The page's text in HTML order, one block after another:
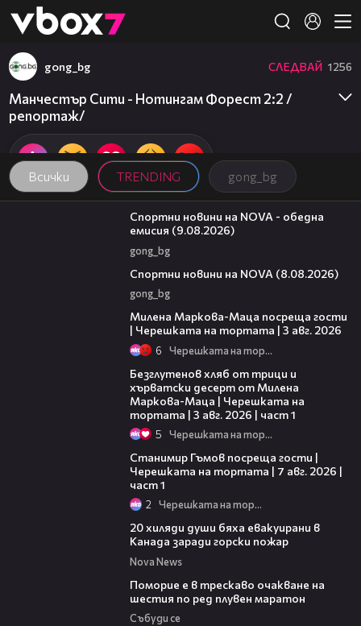
👾
Всички TRENDING gong_bg
gong_bg СЛЕДВАЙ 1256
Манчестър Сити - Нотингам Форест 2:2 /
репортаж/
04:25
Спортни новини на NOVA - обедна
емисия (9.08.2026)
gong_bg
Спортни новини на NOVA (8.08.2026)
gong_bg
Милена Маркова-Маца посреща гости
| Черешката на тортата | 3 авг. 2026
6 Черешката на тортата
Безглутенов хляб от трици и
хърватски десерт от Милена
Маркова-Маца | Черешката на
тортата | 3 авг. 2026 | част 1
5 Черешката на тортата
Станимир Гъмов посреща гости |
Черешката на тортата | 7 авг. 2026 |
част 1
2 Черешката на тортата
20 хиляди души бяха евакуирани в
Канада заради горски пожар
Nova News
Поморие е в трескаво очакване на
шестия по ред плувен маратон
Събуди се